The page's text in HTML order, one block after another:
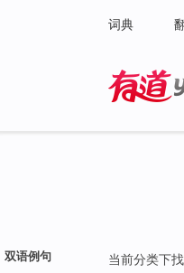
词典
双语例句 当前分类下